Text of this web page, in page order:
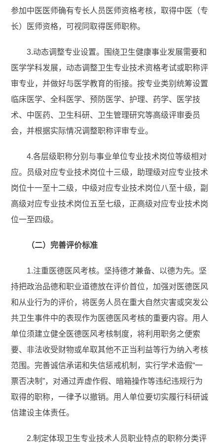
参加中医医师确有专长人员医师资格考核，取得中医（专
长）医师资格，可视同取得医师职称。
3.动态调整专业设置。围绕卫生健康事业发展需要和
医学学科发展，动态调整卫生专业技术资格考试或职称评
审专业，并做好与医学教育的衔接。按专业类别统筹设置
临床医学、全科医学、预防医学、护理、药学、医学技
术、中医药、卫生科研、卫生管理研究等高级评审委员
会，并根据实际情况调整职称评审专业。
4.各层级职称分别与事业单位专业技术岗位等级相对
应。员级对应专业技术岗位十三级，助理级对应专业技术
岗位十一至十二级，中级对应专业技术岗位八至十级，副
高级对应专业技术岗位五至七级，正高级对应专业技术岗
位一至四级。
（二）完善评价标准
1.注重医德医风考核。坚持德才兼备、以德为先。坚
持把政治品德和职业道德放在评价首位，加强对医德医风
和从业行为的评价，将医务人员在重大自然灾害或突发公
共卫生事件中的表现作为医德医风考核的重要内容。用人
单位须建立健全医德医风考核制度，将利用职务之便索
要、非法收受财物或牟取其他不正当利益等行为纳入考核
范围。完善诚信承诺和失信惩戒机制，实行学术造假“一
票否决制”，对通过弄虚作假、暗箱操作等违纪违规行为
取得的职称，一律予以撤销。用人单位要切实履行科研诚
信建设主体责任。
2.制定体现卫生专业技术人员职业特点的职称分类评